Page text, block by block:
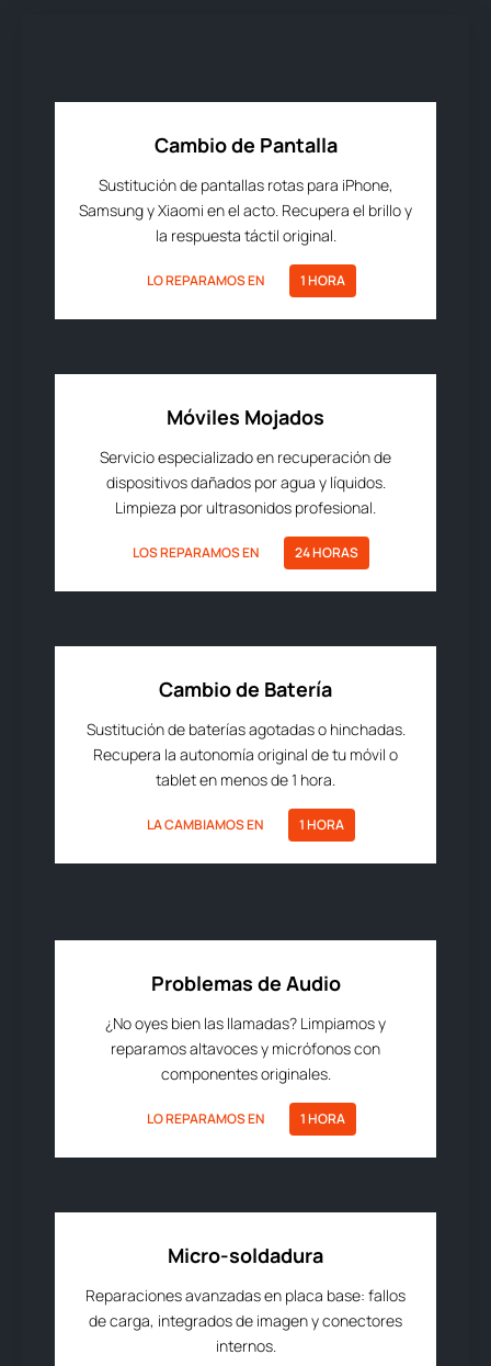
Cambio de Pantalla
Sustitución de pantallas rotas para iPhone,
Samsung y Xiaomi en el acto. Recupera el brillo y
la respuesta táctil original.
LO REPARAMOS EN 1 HORA
Móviles Mojados
Servicio especializado en recuperación de
dispositivos dañados por agua y líquidos.
Limpieza por ultrasonidos profesional.
LOS REPARAMOS EN 24 HORAS
Cambio de Batería
Sustitución de baterías agotadas o hinchadas.
Recupera la autonomía original de tu móvil o
tablet en menos de 1 hora.
LA CAMBIAMOS EN 1 HORA
Problemas de Audio
¿No oyes bien las llamadas? Limpiamos y
reparamos altavoces y micrófonos con
componentes originales.
LO REPARAMOS EN 1 HORA
Micro-soldadura
Reparaciones avanzadas en placa base: fallos
de carga, integrados de imagen y conectores
internos.